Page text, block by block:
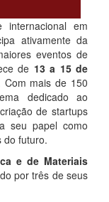
internacional em
ativamente da
eventos de
de 13 a 15 de
Com mais de 150
dedicado ao
de startups
seu papel como
do futuro.
e de Materiais
por três de seus